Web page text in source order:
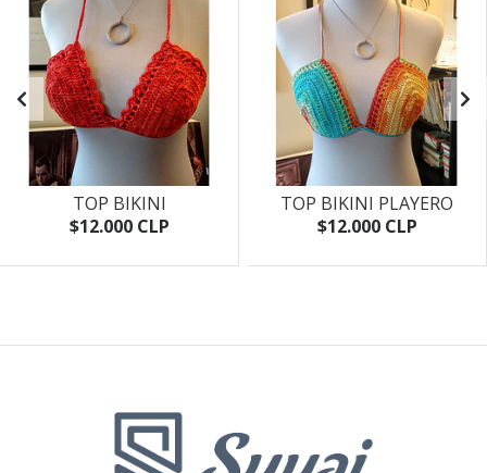
TOP BIKINI
$12.000 CLP
TOP BIKINI PLAYERO
$12.000 CLP